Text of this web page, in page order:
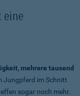
eine
mehrere tausend
Jungpferd im Schnitt
sogar noch mehr.